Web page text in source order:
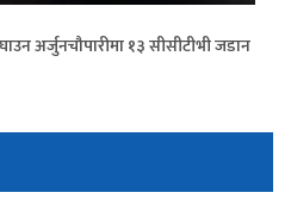
अर्जुनचौपारीमा १३ सीसीटीभी जडान